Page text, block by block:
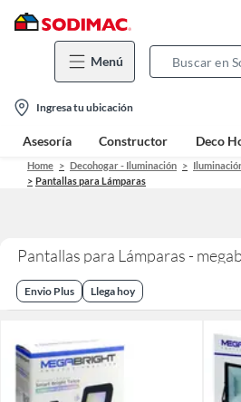
Menú
location-
icon
Ingresa tu ubicación
Asesoría Constructor Deco
Home Decohogar - Iluminación
Pantallas para Lámparas
Pantallas para Lámparas -
Envio Plus Llega hoy